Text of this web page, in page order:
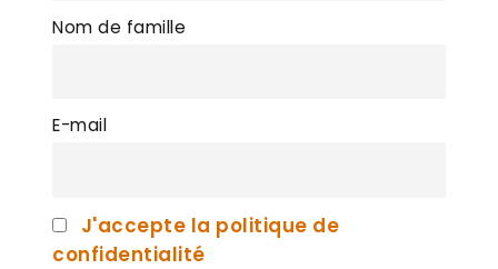
Nom de famille
E-mail
J'accepte la politique de
confidentialité